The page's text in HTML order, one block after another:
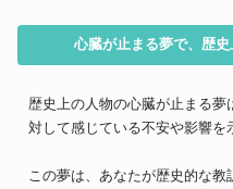
心臓が止まる夢で、歴
歴史上の人物の心臓が止まる
対して感じている不安や影響を
この夢は、あなたが歴史的な